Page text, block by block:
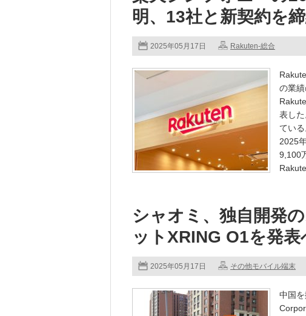
明、13社と新契約を
2025年05月17日 Rakuten-総合
の業
表し
てい
2025
9,100
シャオミ、独自開発
ットXRING O1を発表
2025年05月17日 その他モバイル端末
中国